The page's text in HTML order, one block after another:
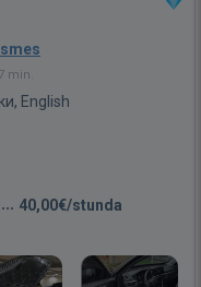
min.
English
40,00€/stunda